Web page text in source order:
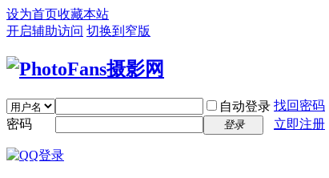
设为首页收藏本站
开启辅助访问 切换到窄版
自动登录 找回密码
密码
登录 立即注册